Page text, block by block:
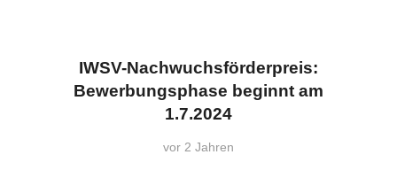
IWSV-Nachwuchsförderpreis:
Bewerbungsphase beginnt am
1.7.2024
vor 2 Jahren